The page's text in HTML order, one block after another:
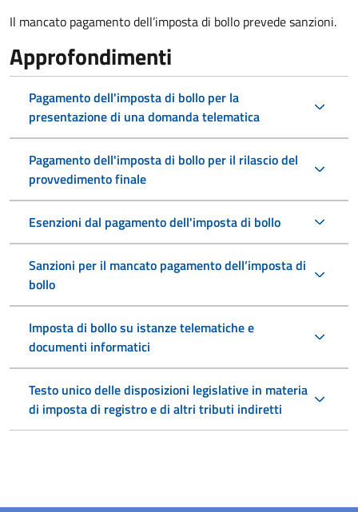
Il mancato pagamento dell’imposta di bollo prevede sanzioni.
Approfondimenti
Pagamento dell'imposta di bollo per la
presentazione di una domanda telematica
Pagamento dell'imposta di bollo per il rilascio del
provvedimento finale
Esenzioni dal pagamento dell'imposta di bollo
Sanzioni per il mancato pagamento dell’imposta di
bollo
Imposta di bollo su istanze telematiche e
documenti informatici
Testo unico delle disposizioni legislative in materia
di imposta di registro e di altri tributi indiretti